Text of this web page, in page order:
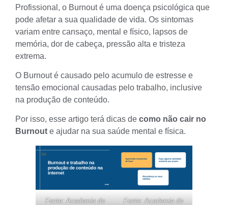
Profissional , o Burnout é uma doença psicológica que
pode afetar a sua qualidade de vida. Os sintomas
variam entre cansaço, mental e físico, lapsos de
memória, dor de cabeça, pressão alta e tristeza
extrema.
O Burnout é causado pelo acumulo de estresse e
tensão emocional causadas pelo trabalho, inclusive
na produção de conteúdo.
Por isso, esse artigo terá dicas de como não cair no
Burnout e ajudar na sua saúde mental e física.
Fonte: Academia do
Fonte: Academia do